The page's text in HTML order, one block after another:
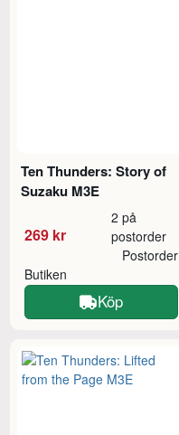
Ten Thunders: Story of
Suzaku M3E
269 kr
2 på
postorder
Butiken
Postorder
Köp